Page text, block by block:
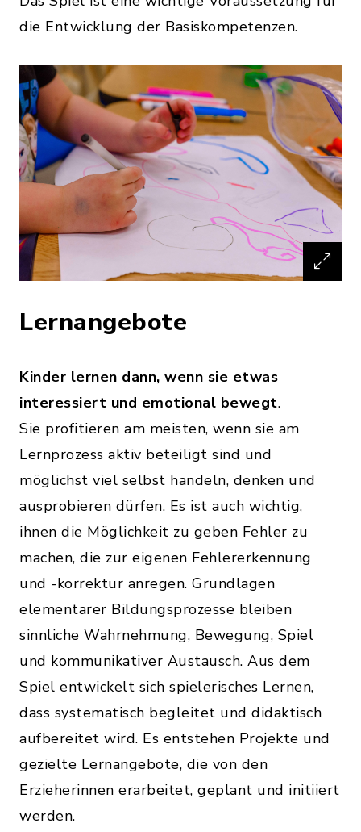
die Entwicklung der Basiskompetenzen.
Lernangebote
Kinder lernen dann, wenn sie etwas
interessiert und emotional bewegt.
Sie profitieren am meisten, wenn sie am
Lernprozess aktiv beteiligt sind und
möglichst viel selbst handeln, denken und
ausprobieren dürfen. Es ist auch wichtig,
ihnen die Möglichkeit zu geben Fehler zu
machen, die zur eigenen Fehlererkennung
und -korrektur anregen. Grundlagen
elementarer Bildungsprozesse bleiben
sinnliche Wahrnehmung, Bewegung, Spiel
und kommunikativer Austausch. Aus dem
Spiel entwickelt sich spielerisches Lernen,
dass systematisch begleitet und didaktisch
aufbereitet wird. Es entstehen Projekte und
gezielte Lernangebote, die von den
Erzieherinnen erarbeitet, geplant und initiiert
werden.